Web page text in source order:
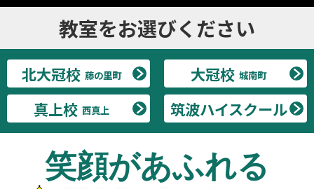
教室をお選びください
北大冠校 藤の里町 大冠校 城南町
真上校 西真上 筑波ハイスクール
笑顔があふれる